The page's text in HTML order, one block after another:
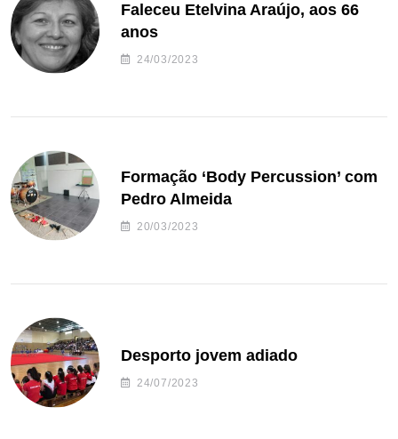
Faleceu Etelvina Araújo, aos 66
anos
24/03/2023
Formação ‘Body Percussion’ com
Pedro Almeida
20/03/2023
Desporto jovem adiado
24/07/2023